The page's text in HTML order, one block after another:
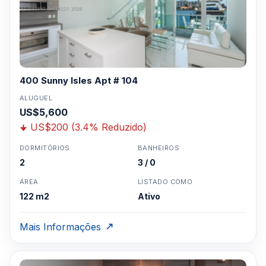
400 Sunny Isles Apt # 104
ALUGUEL
US$5,600
US$200 (3.4% Reduzido)
DORMITÓRIOS
2
BANHEIROS
3 / 0
ÁREA
122 m2
LISTADO COMO
Ativo
Mais Informações